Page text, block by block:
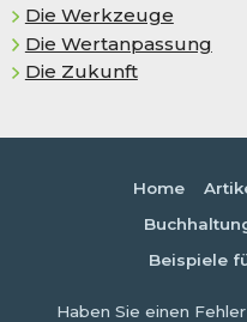
Die Werkzeuge
Die Wertanpassung
Die Zukunft
Home
Beispiele
Haben Sie einen